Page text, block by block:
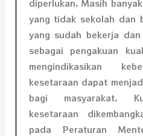
diperlukan. Masih
yang tidak sekolah dan
yang sudah bekerja
sebagai pengakuan
mengindikasikan
kesetaraan dapat
bagi masyarakat.
kesetaraan
pada Peraturan